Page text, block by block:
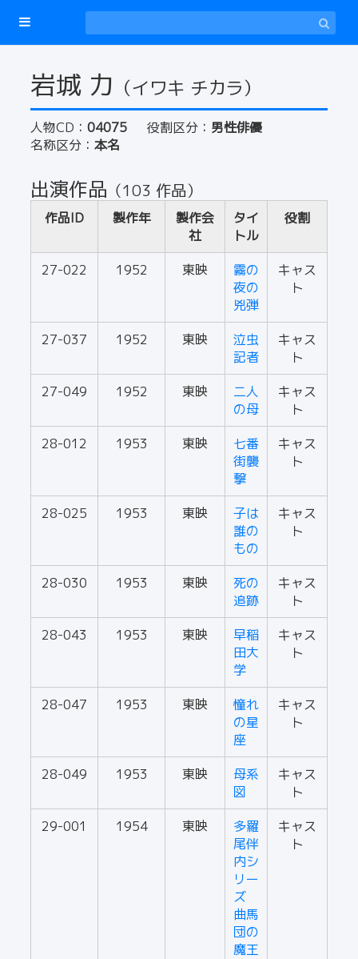
岩城 力 （イワキ チカラ）
人物CD： 04075 役割区分： 男性俳優
名称区分： 本名
出演作品 （103 作品）
作品ID 製作年
製作会
社
タイ
トル
役割
27-022 1952 東映
霧の
夜の
兇弾
キャス
ト
27-037 1952 東映
泣虫
記者
キャス
ト
27-049
1952 東映
二人
の母
キャス
ト
28-012
1953 東映
七番
街襲
撃
キャス
ト
28-025 1953 東映
子は
誰の
もの
キャス
ト
28-030 1953 東映
死の
追跡
キャス
ト
28-043
1953 東映
早稲
田大
学
キャス
ト
28-047 1953 東映
憧れ
の星
座
キャス
ト
28-049 1953 東映
母系
図
キャス
ト
29-001
1954 東映
多羅
尾伴
内シ
リー
ズ
曲馬
団の
魔王
キャス
ト